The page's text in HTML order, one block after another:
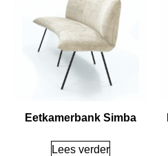
Eetkamerbank Simba
Lees verder